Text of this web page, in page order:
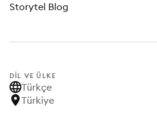
Storytel Blog
DIL VE ÜLKE
Türkçe
Türkiye